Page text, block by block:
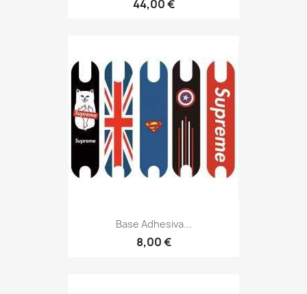
44,00 €
Base Adhesiva...
8,00 €